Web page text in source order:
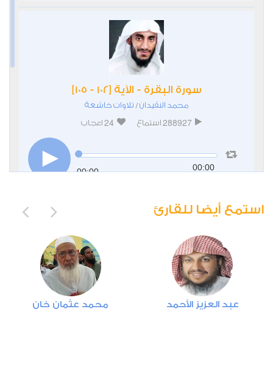
سورة البقرة - الآية [102 - 105]
محمد النقيدان/ تلاوات خاشعة
288927 استماع 24 اعجاب
00:00 00:00
سورة يس - الآية [1 - 19]
استمع أيضا للقارئ
عبد العزيز الأحمد محمد عثمان خان